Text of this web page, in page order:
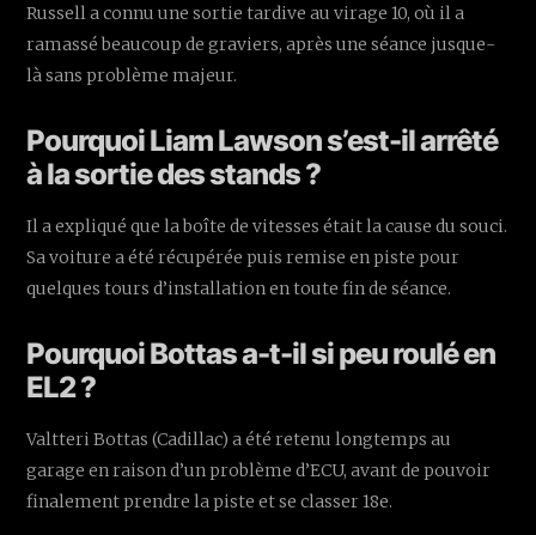
Russell a connu une sortie tardive au virage 10, où il a
ramassé beaucoup de graviers, après une séance jusque-
là sans problème majeur.
Pourquoi Liam Lawson s’est-il arrêté
à la sortie des stands ?
Il a expliqué que la boîte de vitesses était la cause du souci.
Sa voiture a été récupérée puis remise en piste pour
quelques tours d’installation en toute fin de séance.
Pourquoi Bottas a-t-il si peu roulé en
EL2 ?
Valtteri Bottas (Cadillac) a été retenu longtemps au
garage en raison d’un problème d’ECU, avant de pouvoir
finalement prendre la piste et se classer 18e.